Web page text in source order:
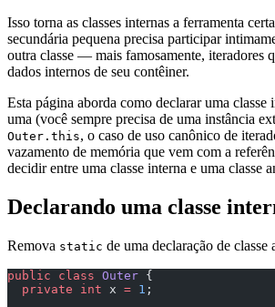
Isso torna as classes internas a ferramenta
secundária pequena precisa participar
outra classe — mais famosamente, iteradores
dados internos de seu contêiner.
Esta página aborda como declarar uma classe
uma (você sempre precisa de uma instância
Outer.this, o caso de uso canônico de
vazamento de memória que vem com a
decidir entre uma classe interna e uma classe
Declarando uma classe
Remova static de uma declaração de classe
public class Outer {
  private
int x = 1 ;